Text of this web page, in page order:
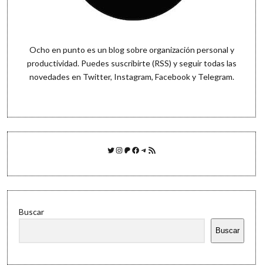
Ocho en punto es un blog sobre organización personal y
productividad. Puedes suscribirte (RSS) y seguir todas las
novedades en Twitter, Instagram, Facebooky Telegram.
Twitter
Instagram
Patreon
Facebook
Telegram
Feed RSS
Buscar
Buscar